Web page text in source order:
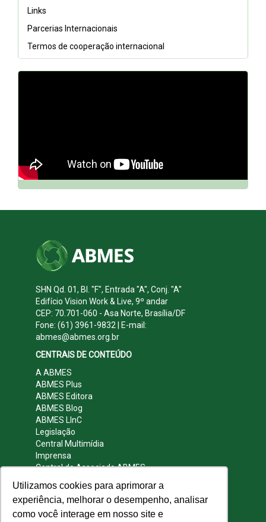
Utilizamos cookies para aprimorar a
experiência, melhorar o desempenho, analisar
como você interage em nosso site e
Links
Parcerias Internacionais
Termos de cooperação internacional
SHN Qd. 01, Bl. "F", Entrada "A", Conj. "A"
Edifício Vision Work & Live, 9º andar
CEP: 70.701-060 - Asa Norte, Brasília/DF
Fone: (61) 3961-9832 | E-mail:
abmes@abmes.org.br
CENTRAIS DE CONTEÚDO
A ABMES
ABMES Plus
ABMES Editora
ABMES Blog
ABMES LInC
Legislação
Central Multimídia
Imprensa
Central do Associado ABMES
REDES SOCIAIS